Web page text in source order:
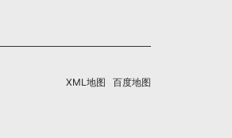
XML地图 百度地图